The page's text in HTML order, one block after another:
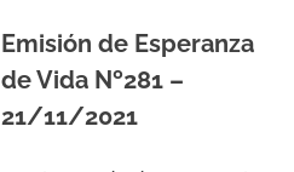
Emisión de Esperanza
de Vida Nº281 –
21/11/2021